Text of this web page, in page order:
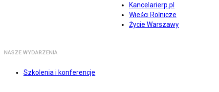
Kancelarierp.pl
Wieści Rolnicze
Życie Warszawy
NASZE WYDARZENIA
Szkolenia i konferencje